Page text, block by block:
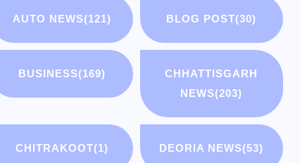
AUTO NEWS(121) BLOG POST(30)
BUSINESS(169)
CHHATTISGARH
NEWS(203)
CHITRAKOOT(1) DEORIA NEWS(53)